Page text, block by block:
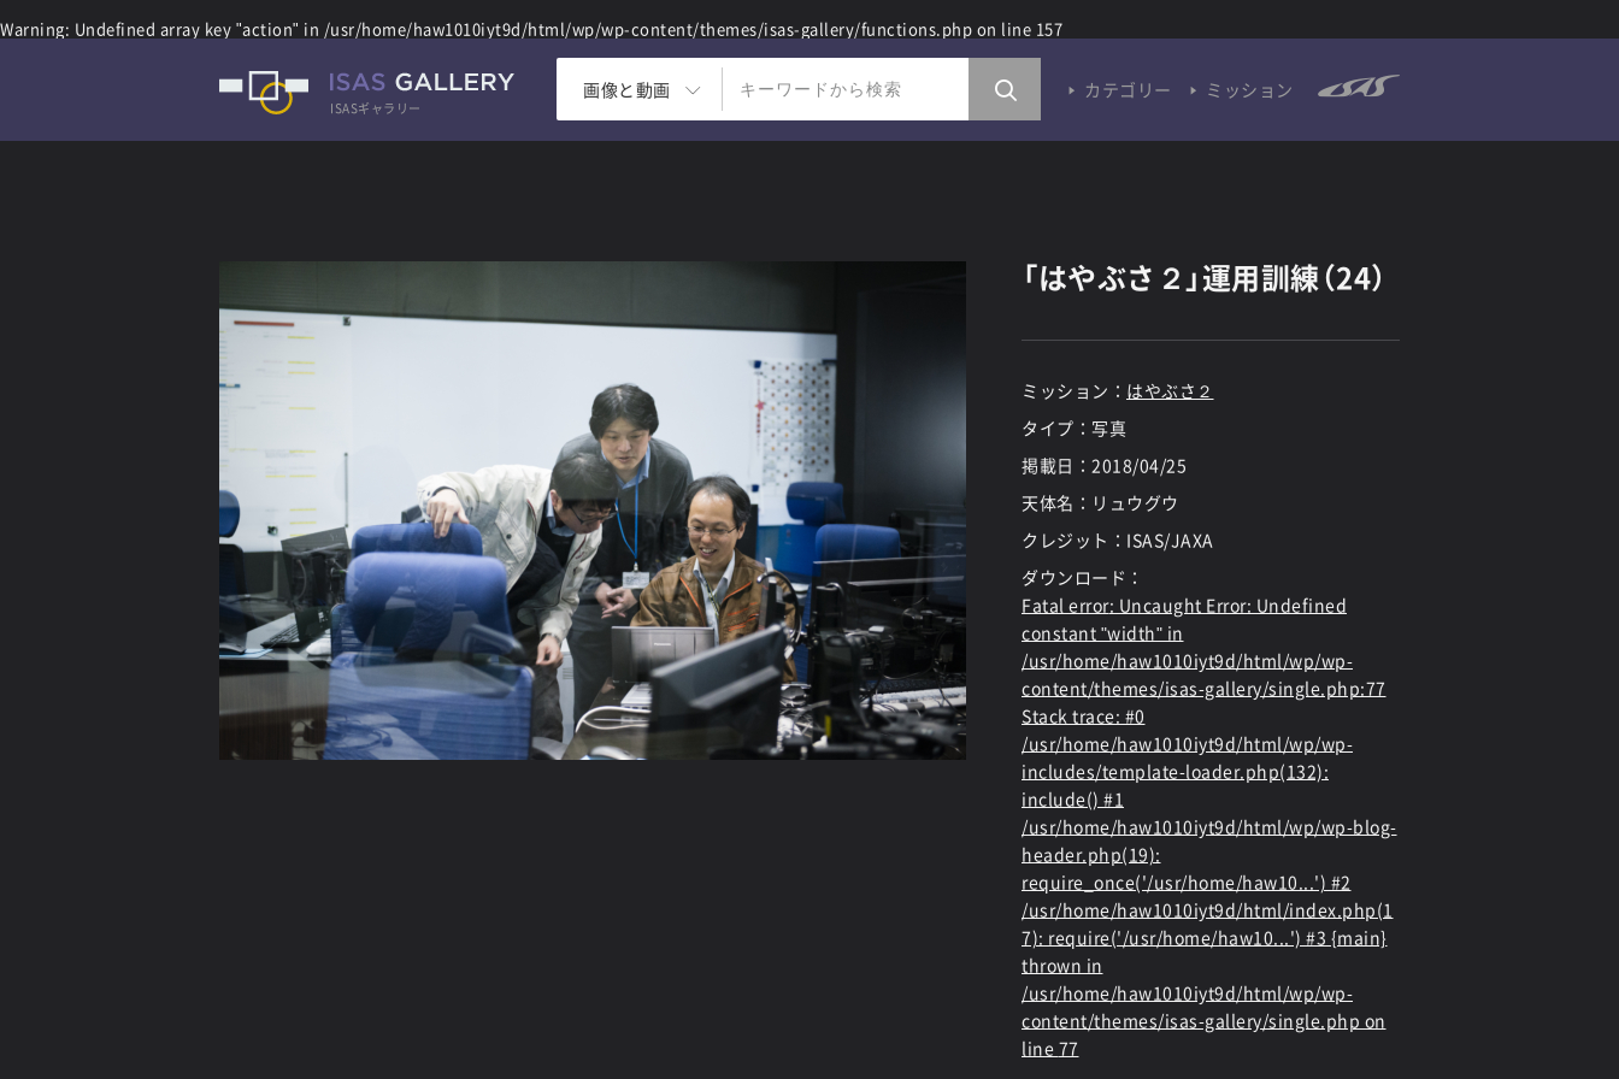
Warning: Undefined array key "action" in /usr/home/haw1010iyt9d/html/wp/wp-content/themes/isas-gallery/functions.php on line 157
ISASギャラリー
画像と動画 カテゴリー ミッション
「はやぶさ２」運用訓練（24）
ミッション： はやぶさ２
タイプ：写真
掲載日： 2018/04/25
天体名：リュウグウ
クレジット：ISAS/JAXA
ダウンロード：
Fatal error: Uncaught Error: Undefined
constant "width" in
/usr/home/haw1010iyt9d/html/wp/wp-
content/themes/isas-gallery/single.php:77
Stack trace: #0
/usr/home/haw1010iyt9d/html/wp/wp-
includes/template-loader.php(132):
include() #1
/usr/home/haw1010iyt9d/html/wp/wp-blog-
header.php(19):
require_once('/usr/home/haw10...') #2
/usr/home/haw1010iyt9d/html/index.php(1
7): require('/usr/home/haw10...') #3 {main}
thrown in
/usr/home/haw1010iyt9d/html/wp/wp-
content/themes/isas-gallery/single.php on
line 77